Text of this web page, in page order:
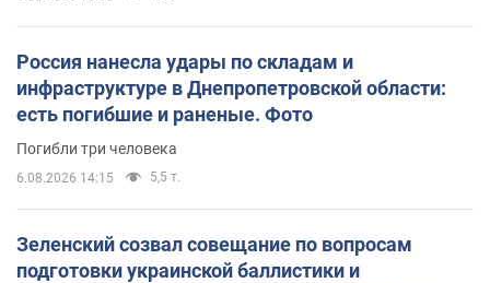
Россия нанесла удары по складам и
инфраструктуре в Днепропетровской области:
есть погибшие и раненые. Фото
Погибли три человека
6.08.2026 14:15 5,5 т.
Зеленский созвал совещание по вопросам
подготовки украинской баллистики и